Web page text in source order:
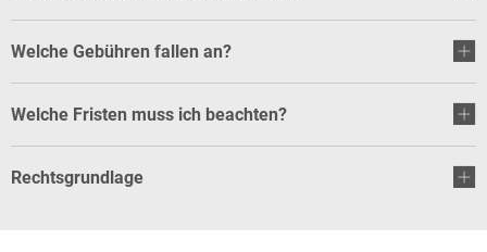
Welche Gebühren fallen an?
Welche Fristen muss ich beachten?
Rechtsgrundlage